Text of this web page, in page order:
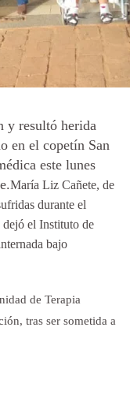
y resultó herida
en el copetín San
este lunes
María Liz Cañete, de
durante el
dejó el Instituto de
bajo
de Terapia
tras ser sometida a